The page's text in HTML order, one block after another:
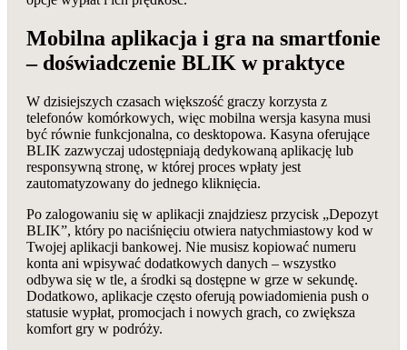
Mobilna aplikacja i gra na smartfonie
– doświadczenie BLIK w praktyce
W dzisiejszych czasach większość graczy korzysta z
telefonów komórkowych, więc mobilna wersja kasyna musi
być równie funkcjonalna, co desktopowa. Kasyna oferujące
BLIK zazwyczaj udostępniają dedykowaną aplikację lub
responsywną stronę, w której proces wpłaty jest
zautomatyzowany do jednego kliknięcia.
Po zalogowaniu się w aplikacji znajdziesz przycisk „Depozyt
BLIK”, który po naciśnięciu otwiera natychmiastowy kod w
Twojej aplikacji bankowej. Nie musisz kopiować numeru
konta ani wpisywać dodatkowych danych – wszystko
odbywa się w tle, a środki są dostępne w grze w sekundę.
Dodatkowo, aplikacje często oferują powiadomienia push o
statusie wypłat, promocjach i nowych grach, co zwiększa
komfort gry w podróży.